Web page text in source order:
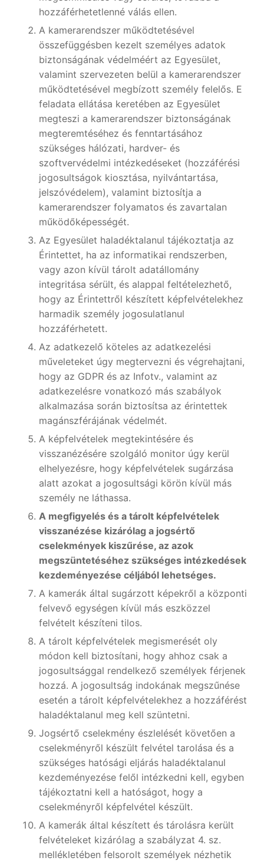
hozzáférhetetlenné válás ellen.
A kamerarendszer működtetésével
összefüggésben kezelt személyes adatok
biztonságának védelméért az Egyesület,
valamint szervezeten belül a kamerarendszer
működtetésével megbízott személy felelős. E
feladata ellátása keretében az Egyesület
megteszi a kamerarendszer biztonságának
megteremtéséhez és fenntartásához
szükséges hálózati, hardver- és
szoftvervédelmi intézkedéseket (hozzáférési
jogosultságok kiosztása, nyilvántartása,
jelszóvédelem), valamint biztosítja a
kamerarendszer folyamatos és zavartalan
működőképességét.
Az Egyesület haladéktalanul tájékoztatja az
Érintettet, ha az informatikai rendszerben,
vagy azon kívül tárolt adatállomány
integritása sérült, és alappal feltételezhető,
hogy az Érintettről készített képfelvételekhez
harmadik személy jogosulatlanul
hozzáférhetett.
Az adatkezelő köteles az adatkezelési
műveleteket úgy megtervezni és végrehajtani,
hogy az GDPR és az Infotv., valamint az
adatkezelésre vonatkozó más szabályok
alkalmazása során biztosítsa az érintettek
magánszférájának védelmét.
A képfelvételek megtekintésére és
visszanézésére szolgáló monitor úgy kerül
elhelyezésre, hogy képfelvételek sugárzása
alatt azokat a jogosultsági körön kívül más
személy ne láthassa.
A megfigyelés és a tárolt képfelvételek
visszanézése kizárólag a jogsértő
cselekmények kiszűrése, az azok
megszüntetéséhez szükséges intézkedések
kezdeményezése céljából lehetséges.
A kamerák által sugárzott képekről a központi
felvevő egységen kívül más eszközzel
felvételt készíteni tilos.
A tárolt képfelvételek megismerését oly
módon kell biztosítani, hogy ahhoz csak a
jogosultsággal rendelkező személyek férjenek
hozzá. A jogosultság indokának megszűnése
esetén a tárolt képfelvételekhez a hozzáférést
haladéktalanul meg kell szüntetni.
Jogsértő cselekmény észlelését követően a
cselekményről készült felvétel tarolása és a
szükséges hatósági eljárás haladéktalanul
kezdeményezése felől intézkedni kell, egyben
tájékoztatni kell a hatóságot, hogy a
cselekményről képfelvétel készült.
A kamerák által készített és tárolásra került
felvételeket kizárólag a szabályzat 4. sz.
mellékletében felsorolt személyek nézhetik